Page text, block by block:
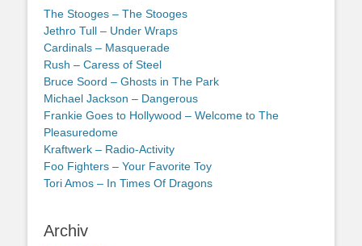
The Stooges – The Stooges
Jethro Tull – Under Wraps
Cardinals – Masquerade
Rush – Caress of Steel
Bruce Soord – Ghosts in The Park
Michael Jackson – Dangerous
Frankie Goes to Hollywood – Welcome to The
Pleasuredome
Kraftwerk – Radio-Activity
Foo Fighters – Your Favorite Toy
Tori Amos – In Times Of Dragons
Archiv